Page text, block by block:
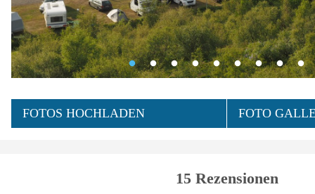
FOTOS HOCHLADEN FOTO
15 Rezensionen